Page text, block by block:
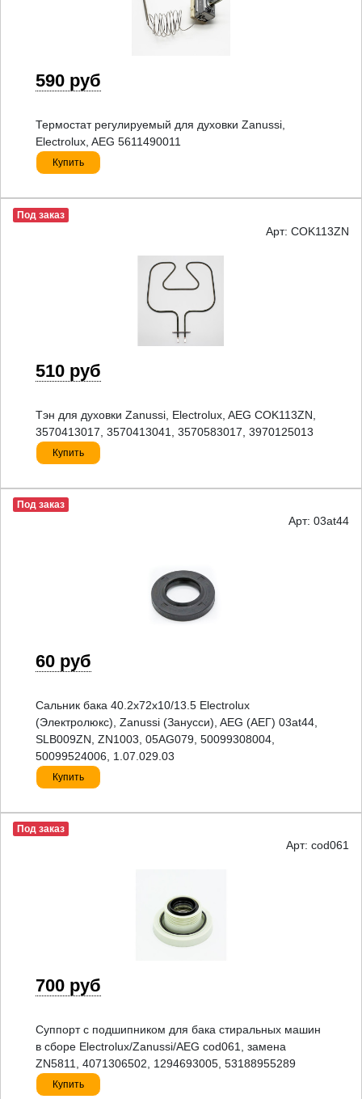
590 руб
Термостат регулируемый для духовки Zanussi,
Electrolux, AEG 5611490011
Купить
Под заказ
Арт: COK113ZN
510 руб
Тэн для духовки Zanussi, Electrolux, AEG COK113ZN,
3570413017, 3570413041, 3570583017, 3970125013
Купить
Под заказ
Арт: 03at44
60 руб
Сальник бака 40.2x72x10/13.5 Electrolux
(Электролюкс), Zanussi (Занусси), AEG (АЕГ) 03at44,
SLB009ZN, ZN1003, 05AG079, 50099308004,
50099524006, 1.07.029.03
Купить
Под заказ
Арт: cod061
700 руб
Суппорт с подшипником для бака стиральных машин
в сборе Electrolux/Zanussi/AEG cod061, замена
ZN5811, 4071306502, 1294693005, 53188955289
Купить